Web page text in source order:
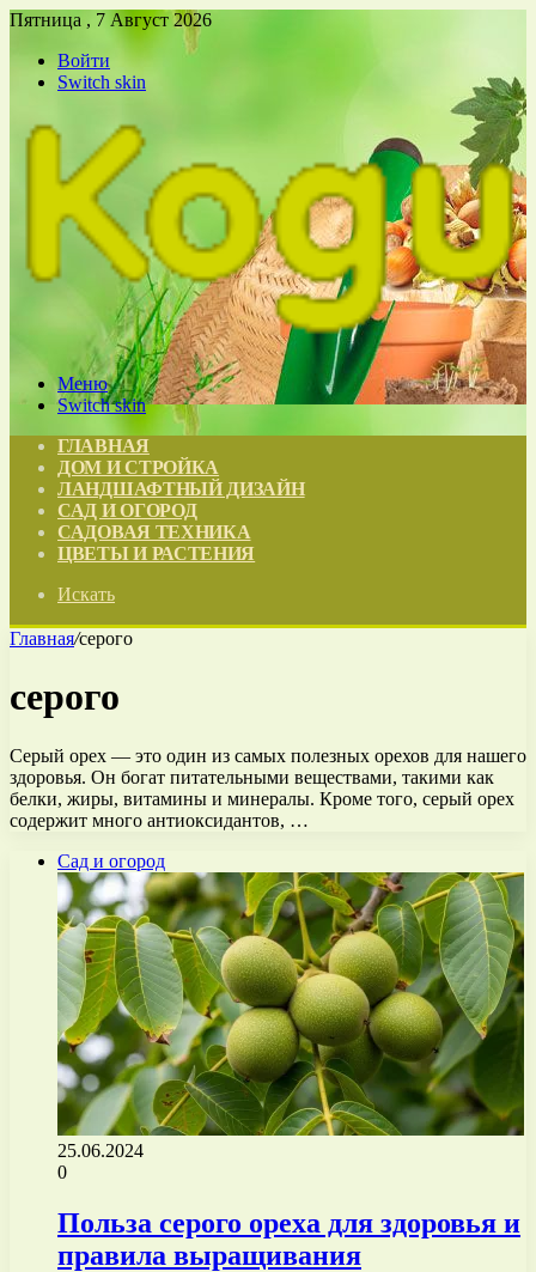
Пятница , 7 Август 2026
Войти
Switch skin
Меню
Switch skin
ГЛАВНАЯ
ДОМ И СТРОЙКА
ЛАНДШАФТНЫЙ ДИЗАЙН
САД И ОГОРОД
САДОВАЯ ТЕХНИКА
ЦВЕТЫ И РАСТЕНИЯ
Искать
Главная/серого
серого
Серый орех — это один из самых полезных орехов для нашего
здоровья. Он богат питательными веществами, такими как
белки, жиры, витамины и минералы. Кроме того, серый орех
содержит много антиоксидантов, …
Сад и огород
25.06.2024
0
Польза серого ореха для здоровья и
правила выращивания